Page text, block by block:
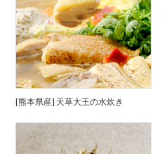
[熊本県産] 天草大王の水炊き